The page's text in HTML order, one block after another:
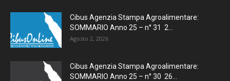
Cibus Agenzia Stampa Agroalimentare:
SOMMARIO Anno 25 – n° 31 2...
Agosto 2, 2026
Cibus Agenzia Stampa Agroalimentare:
SOMMARIO Anno 25 – n° 30 26...